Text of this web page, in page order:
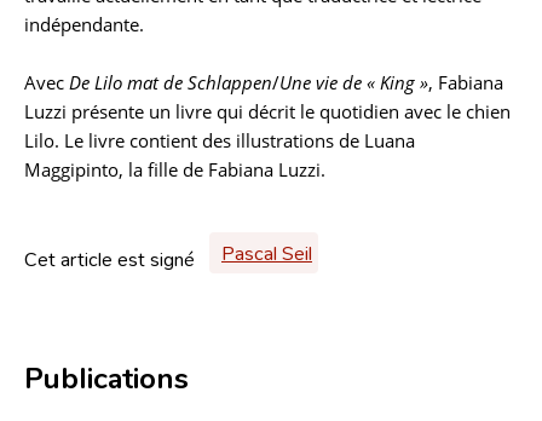
indépendante.
Avec De Lilo mat de Schlappen/Une vie de « King », Fabiana
Luzzi présente un livre qui décrit le quotidien avec le chien
Lilo. Le livre contient des illustrations de Luana
Maggipinto, la fille de Fabiana Luzzi.
Cet article est signé Pascal Seil
Publications